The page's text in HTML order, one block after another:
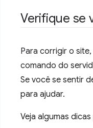
Verifique se
Para corrigir o
comando do
Se você se sentir
para ajudar.
Veja algumas